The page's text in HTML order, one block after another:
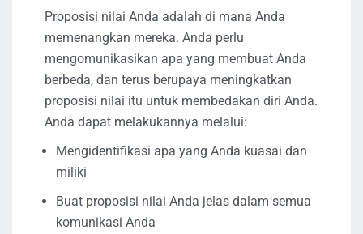
Proposisi nilai Anda adalah di mana Anda
memenangkan mereka. Anda perlu
mengomunikasikan apa yang membuat Anda
berbeda, dan terus berupaya meningkatkan
proposisi nilai itu untuk membedakan diri Anda.
Anda dapat melakukannya melalui:
Mengidentifikasi apa yang Anda kuasai dan
miliki
Buat proposisi nilai Anda jelas dalam semua
komunikasi Anda